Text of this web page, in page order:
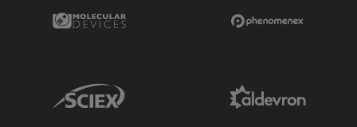
Molecular Devices Link
Sciex Link